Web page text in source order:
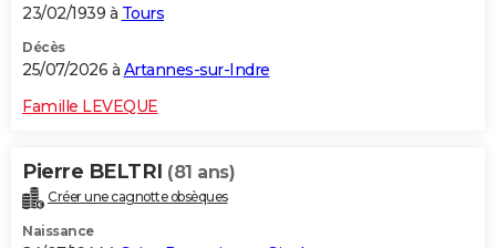
GUIDES D'ACHAT
BONS PLANS
CARTE DE VOEUX
Dictionnaire
Biographies
Citations
Expressions
Proverbes
PROGRAMME TV
COPAINS D'AVANT
23/02/1939 à Tours
Décès
25/07/2026 à Artannes-sur-Indre
Famille LEVEQUE
Pierre BELTRI (81 ans)
Créer une cagnotte obsèques
Naissance